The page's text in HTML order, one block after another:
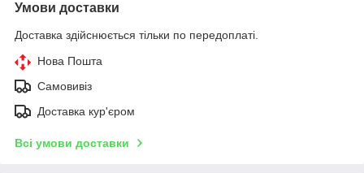
Умови доставки
Доставка здійснюється тільки по передоплаті.
Нова Пошта
Самовивіз
Доставка кур'єром
Всі умови доставки